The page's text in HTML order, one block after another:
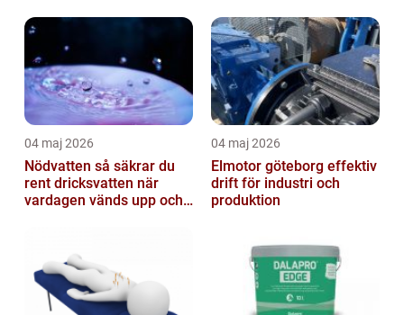
04 maj 2026
Nödvatten så säkrar du
rent dricksvatten när
vardagen vänds upp och
04 maj 2026
Elmotor göteborg effektiv
drift för industri och
produktion